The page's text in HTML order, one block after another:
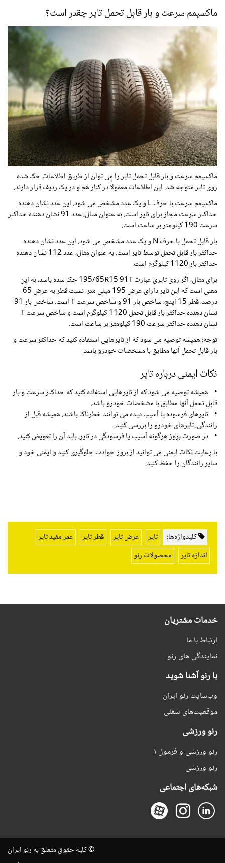
ماکسیمم سرعت و بار قابل تحمل تایر چقدر است؟
ماکسیمم سرعت و بار قابل تحمل تایر را می توان از طریق اطلاعات حک شده
روی تایر متوجه شد. این اطلاعات معمولاً در کنار هم و در یک ردیف قرار دارند.
ماکسیمم سرعت با حرف L و یک عدد مشخص می شود. این عدد نشان دهنده
حداکثر سرعت مجاز برای تایر است. به عنوان مثال، عدد 91 نشان دهنده حداکثر
سرعت 190 کیلومتر بر ساعت است.
بار قابل تحمل با حرف N و یک عدد مشخص می شود. این عدد نشان دهنده
حداکثر بار قابل تحمل توسط تایر است. به عنوان مثال، عدد 112 نشان دهنده
حداکثر بار 1120 کیلوگرم است.
برای مثال، اگر روی تایری عبارت 195/65R15 91T حک شده باشد، به این
معنی است که این تایر دارای عرض 195 میلی متر، نسبت قطر به عرض 65
درصد، قطر 15 اینچ، شاخص بار 91 و شاخص سرعت T است. شاخص بار 91
نشان دهنده حداکثر بار قابل تحمل 1120 کیلوگرم است و شاخص سرعت T
نشان دهنده حداکثر سرعت 190 کیلومتر بر ساعت است.
توجه: همیشه توصیه می شود که از تایرهایی استفاده کنید که حداکثر سرعت و
بار قابل تحمل آنها مطابق با مشخصات خودرو باشد.
نکات ایمنی درباره تایر
• همیشه توصیه می شود که از تایرهایی استفاده کنید که حداکثر سرعت و بار
قابل تحمل آنها مطابق با مشخصات خودرو باشد.
• تایرهای فرسوده یا آسیب دیده می توانند خطرناک باشند. همیشه قبل از
رانندگی، تایرهای خودرو را بررسی کنید.
• در صورت بروز هرگونه آسیب یا فرسودگی در تایر، باید آن را تعویض کنید.
با رعایت نکات ایمنی می توانید از بروز حوادث جلوگیری کنید و ایمنی خود و
سایر رانندگان را حفظ کنید.
کلیدواژه‌ها: تایر عرض تایر قطر تایر
عمر مفید تایر
اندازه تایر
محصولات رنو
خدمات مشتریان
ارتباط با ما
نمایندگی های رنو
با رنو آشنا شوید
وب‌سایت رنو ایران
موقعیت‌های شغلی
رنو ورزشی
رنو ورزشی و فرمول ۱
رنو ورزشی
شبکه‌های اجتماعی
© کلیه حقوق متعلق به رنو ایران